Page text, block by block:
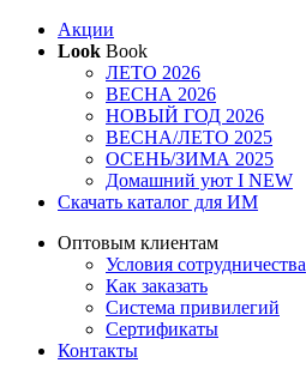
Акции
Look Book
ЛЕТО 2026
ВЕСНА 2026
НОВЫЙ ГОД 2026
ВЕСНА/ЛЕТО 2025
ОСЕНЬ/ЗИМА 2025
Домашний уют I NEW
Скачать каталог для ИМ
Оптовым клиентам
Условия сотрудничества
Как заказать
Система привилегий
Сертификаты
Контакты